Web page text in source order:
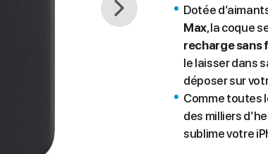
Dotée
Max, la coque
recharge sans
le laisser dans
déposer sur
Comme toutes
des milliers
sublime votre